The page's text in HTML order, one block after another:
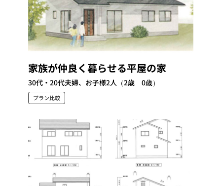
家族が仲良く暮らせる平屋の家
30代・20代夫婦、お子様2人（2歳 0歳）
プラン比較